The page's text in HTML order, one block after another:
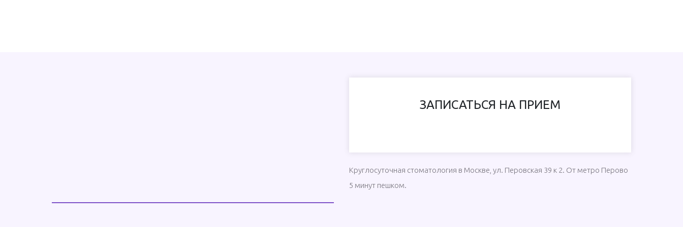
ЗАПИСАТЬСЯ НА ПРИЕМ
Круглосуточная стоматология в Москве, ул. Перовская 39 к 2. От метро Перово
5 минут пешком.